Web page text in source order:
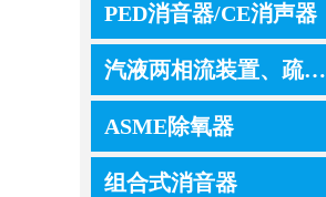
PED消音器/CE消声器
汽液两相流装置、疏水器、控制器、调节器
ASME除氧器
组合式消音器